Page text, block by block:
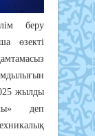
беру
өзекті
жылды
деп